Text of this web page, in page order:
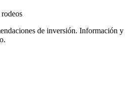
de inversión. Información y